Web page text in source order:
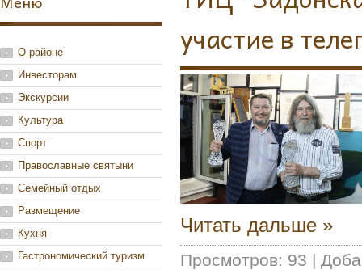
О районе
Инвесторам
Экскурсии
Культура
Спорт
Православные святыни
Семейный отдых
Размещение
Кухня
Гастрономический туризм
участие в
Читать дальше »
Просмотров: 93 |